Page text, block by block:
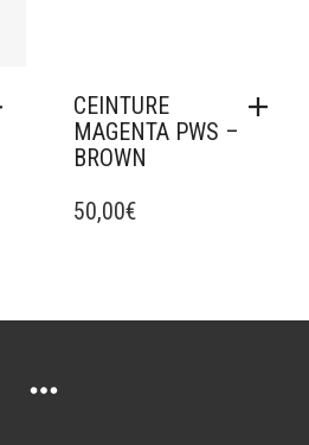
CEINTURE
MAGENTA PWS –
BROWN
50,00€